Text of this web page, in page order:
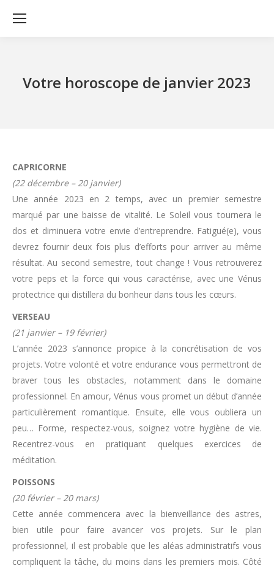
Votre horoscope de janvier 2023
CAPRICORNE
(22 décembre – 20 janvier)
Une année 2023 en 2 temps, avec un premier semestre
marqué par une baisse de vitalité. Le Soleil vous tournera le
dos et diminuera votre envie d’entreprendre. Fatigué(e), vous
devrez fournir deux fois plus d’efforts pour arriver au même
résultat. Au second semestre, tout change ! Vous retrouverez
votre peps et la force qui vous caractérise, avec une Vénus
protectrice qui distillera du bonheur dans tous les cœurs.
VERSEAU
(21 janvier – 19 février)
L’année 2023 s’annonce propice à la concrétisation de vos
projets. Votre volonté et votre endurance vous permettront de
braver tous les obstacles, notamment dans le domaine
professionnel. En amour, Vénus vous promet un début d’année
particulièrement romantique. Ensuite, elle vous oubliera un
peu… Forme, respectez-vous, soignez votre hygiène de vie.
Recentrez-vous en pratiquant quelques exercices de
méditation.
POISSONS
(20 février – 20 mars)
Cette année commencera avec la bienveillance des astres,
bien utile pour faire avancer vos projets. Sur le plan
professionnel, il est probable que les aléas administratifs vous
compliquent la tâche, du moins dans les premiers mois. Côté